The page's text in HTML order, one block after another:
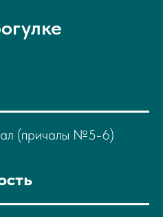
(причалы №5-6)